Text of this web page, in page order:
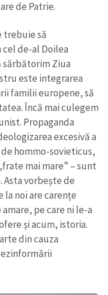
de Patrie.
trebuie să
de-al Doilea
sărbătorim Ziua
este integrarea
familii europene, să
Încă mai culegem
Propaganda
excesivă a
hommo-sovieticus,
mai mare” – sunt
vorbește de
noi are carențe
pe care ni le-a
și acum, istoria.
din cauza